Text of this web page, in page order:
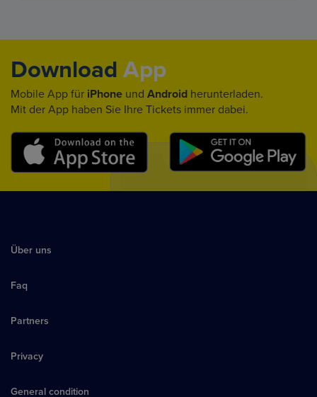
Download App
Mobile App für iPhone und Android herunterladen.
Mit der App haben Sie Ihre Tickets immer dabei.
Über uns
Faq
Partners
Privacy
General condition